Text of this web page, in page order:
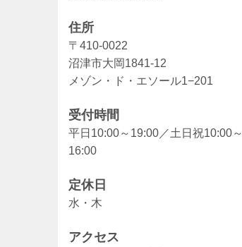
住所
〒410-0022
沼津市大岡1841-12
メゾン・ド・エソール1−201
受付時間
平日10:00～19:00／土日祝10:00～
16:00
定休日
水・木
アクセス